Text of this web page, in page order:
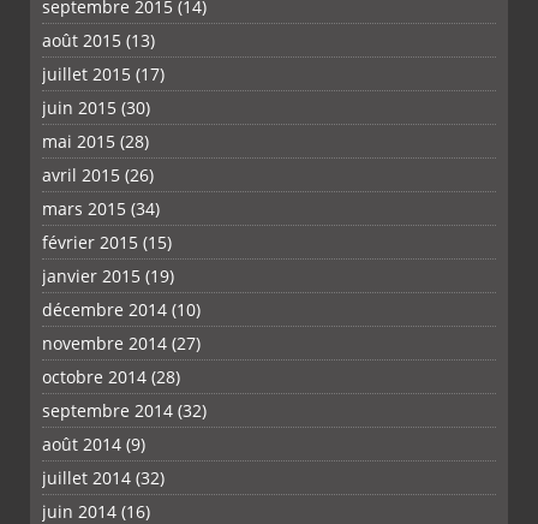
septembre 2015 (14)
août 2015 (13)
juillet 2015 (17)
juin 2015 (30)
mai 2015 (28)
avril 2015 (26)
mars 2015 (34)
février 2015 (15)
janvier 2015 (19)
décembre 2014 (10)
novembre 2014 (27)
octobre 2014 (28)
septembre 2014 (32)
août 2014 (9)
juillet 2014 (32)
juin 2014 (16)